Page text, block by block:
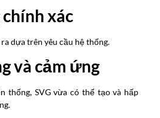
xác
dựa trên yêu cầu hệ thống.
và cảm ứng
thống, SVG vừa có thể tạo và hấp